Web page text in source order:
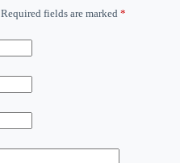
Required fields are marked *